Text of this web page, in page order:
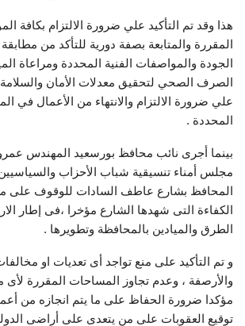
هذا وقد تم التأكيد علي ضرورة الالتزام بكافة
المقررة والمتابعة بصفة دورية للتأكد من
الجودة والمواصفات الفنية المحددة ومراعاة
الصرف الصحي لتحقيق معدلات الأمان
علي ضرورة الالتزام والانتهاء من الأعمال في
المحددة .
بينما أجرى نائب محافظ بورسعيد المهندس
مجلس أمناء تنسيقية شباب الأحزاب
المحافظ بشارع عاطف السادات للوقوف على
الكفاءة التى شهدها الشارع مؤخرا ،فى إطار
الطرق والميادين بالمحافظة وتطويرها .
و تم التأكيد على منع تواجد أى تعديات او
والأرصفة ، وعدم تجاوز المساحات المقررة لأى
مؤكدا ضرورة الحفاظ على ما يتم انجازه من
توقيع العقوبات على من يتعدى على أراضى